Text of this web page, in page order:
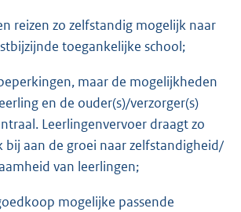
reizen zo zelfstandig mogelijk naar
toegankelijke school;
maar de mogelijkheden
en de ouder(s)/verzorger(s)
Leerlingenvervoer draagt zo
bij aan de groei naar zelfstandigheid/
van leerlingen;
mogelijke passende